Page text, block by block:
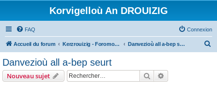
Korvigelloù An DROUIZIG
FAQ Connexion
Accueil du forum Kerzrouizig - Foromoù An Drouizig Danvezioù all a-bep seurt
Danvezioù all a-bep seurt
Nouveau sujet Rechercher